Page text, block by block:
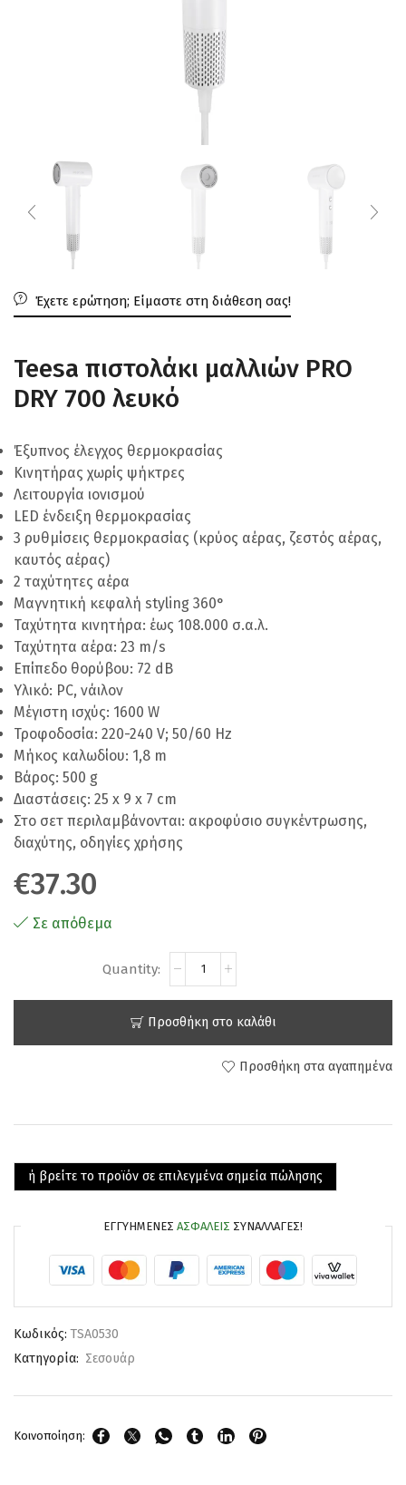
Έχετε ερώτηση; Είμαστε στη διάθεση σας!
Teesa πιστολάκι μαλλιών PRO
DRY 700 λευκό
Έξυπνος έλεγχος θερμοκρασίας
Κινητήρας χωρίς ψήκτρες
Λειτουργία ιονισμού
LED ένδειξη θερμοκρασίας
3 ρυθμίσεις θερμοκρασίας (κρύος αέρας, ζεστός αέρας,
καυτός αέρας)
2 ταχύτητες αέρα
Μαγνητική κεφαλή styling 360°
Ταχύτητα κινητήρα: έως 108.000 σ.α.λ.
Ταχύτητα αέρα: 23 m/s
Επίπεδο θορύβου: 72 dB
Υλικό: PC, νάιλον
Μέγιστη ισχύς: 1600 W
Τροφοδοσία: 220-240 V; 50/60 Hz
Μήκος καλωδίου: 1,8 m
Βάρος: 500 g
Διαστάσεις: 25 x 9 x 7 cm
Στο σετ περιλαμβάνονται: ακροφύσιο συγκέντρωσης,
διαχύτης, οδηγίες χρήσης
€37.30
Σε απόθεμα
Προσθήκη στο καλάθι
Προσθήκη στα αγαπημένα
ή βρείτε το προϊόν σε επιλεγμένα σημεία πώλησης
ΕΓΓΥΗΜΈΝΕΣ ΑΣΦΑΛΕΊΣ ΣΥΝΑΛΛΑΓΈΣ!
Κωδικός: TSA0530
Κατηγορία: Σεσουάρ
Κοινοποίηση: